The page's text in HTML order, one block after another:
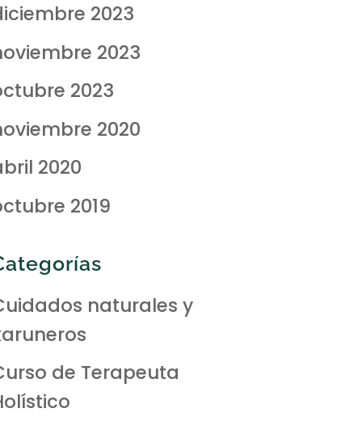
2023
2023
2023
2020
2020
2019
naturales y
de Terapeuta